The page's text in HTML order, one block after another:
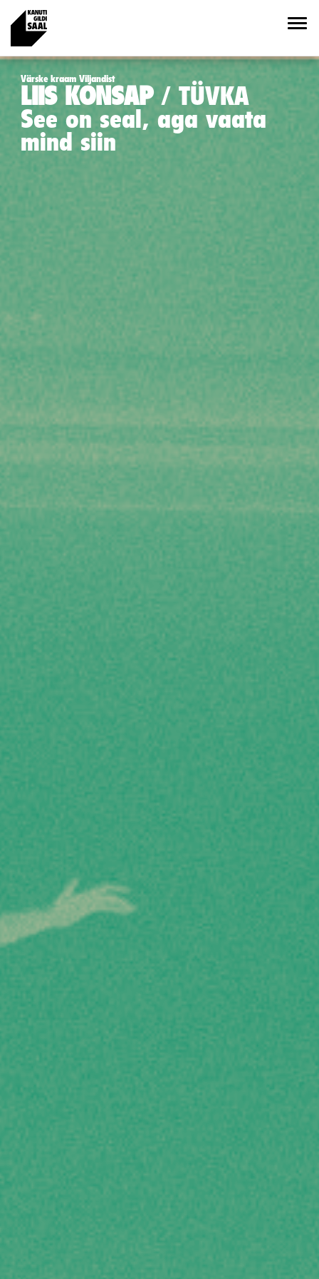
Värske kraam Viljandist
LIIS KONSAP TÜVKA
See on seal, aga vaata
mind siin